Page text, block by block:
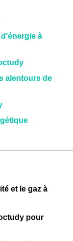
à
alentours de
et le gaz à
pour